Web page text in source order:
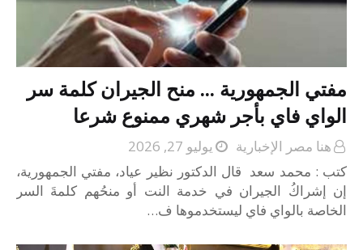
مفتي الجمهورية ... منح الجيران كلمة سر
الواي فاي بأجر شهري ممنوع شرعا
هنا مصر الإخبارية
يوليو 27, 2026
كتب : محمد سعد قال الدكتور نظير عياد، مفتي الجمهورية،
إن إشراكُ الجيران في خدمة النت أو منحُهم كلمةَ السر
الخاصة بالواي فاي ليستخدموها ف…